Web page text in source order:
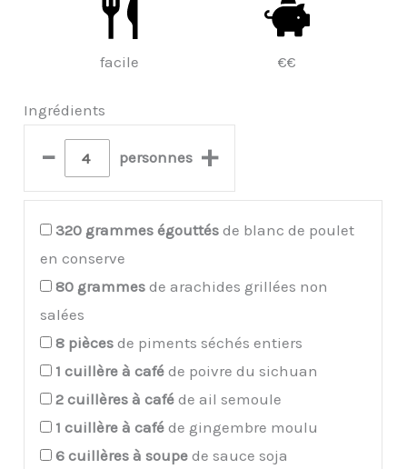
facile €€
Ingrédients
– personnes +
320 grammes égouttés de blanc de poulet
en conserve
80 grammes de arachides grillées non
salées
8 pièces de piments séchés entiers
1 cuillère à café de poivre du sichuan
2 cuillères à café de ail semoule
1 cuillère à café de gingembre moulu
6 cuillères à soupe de sauce soja